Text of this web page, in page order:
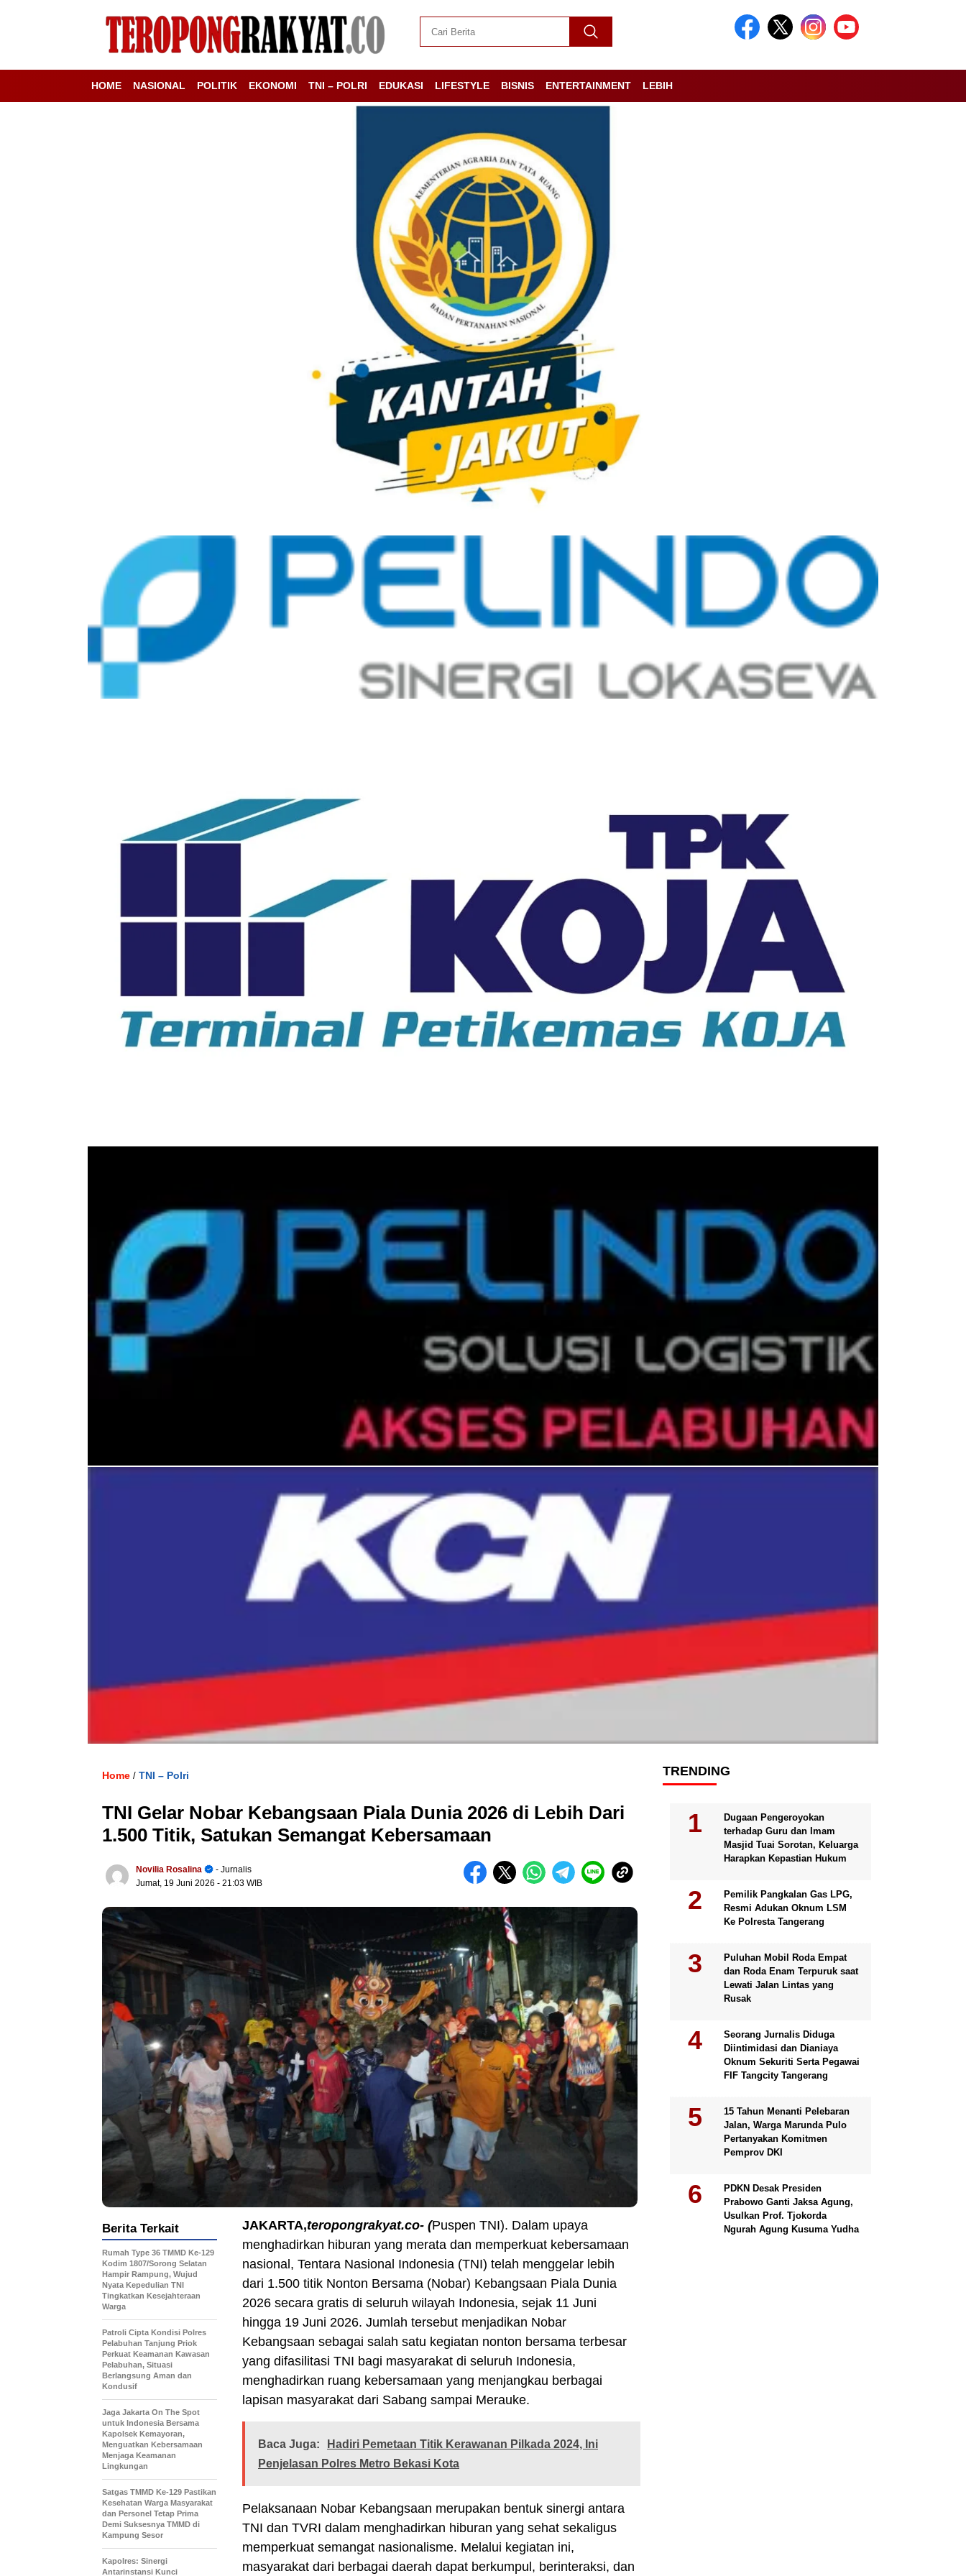
HOME NASIONAL POLITIK EKONOMI TNI – POLRI EDUKASI LIFESTYLE BISNIS ENTERTAINMENT LEBIH
Home / TNI – Polri
TNI Gelar Nobar Kebangsaan Piala Dunia 2026 di Lebih Dari
1.500 Titik, Satukan Semangat Kebersamaan
Novilia Rosalina
- Jurnalis
Jumat, 19 Juni 2026 - 21:03 WIB
JAKARTA,teropongrakyat.co- (Puspen TNI). Dalam upaya
menghadirkan hiburan yang merata dan memperkuat kebersamaan
nasional, Tentara Nasional Indonesia (TNI) telah menggelar lebih
dari 1.500 titik Nonton Bersama (Nobar) Kebangsaan Piala Dunia
2026 secara gratis di seluruh wilayah Indonesia, sejak 11 Juni
hingga 19 Juni 2026. Jumlah tersebut menjadikan Nobar
Kebangsaan sebagai salah satu kegiatan nonton bersama terbesar
yang difasilitasi TNI bagi masyarakat di seluruh Indonesia,
menghadirkan ruang kebersamaan yang menjangkau berbagai
lapisan masyarakat dari Sabang sampai Merauke.
Baca Juga:
Hadiri Pemetaan Titik Kerawanan Pilkada 2024, Ini
Penjelasan Polres Metro Bekasi Kota
Pelaksanaan Nobar Kebangsaan merupakan bentuk sinergi antara
TNI dan TVRI dalam menghadirkan hiburan yang sehat sekaligus
memperkuat semangat nasionalisme. Melalui kegiatan ini,
masyarakat dari berbagai daerah dapat berkumpul, berinteraksi, dan
Berita Terkait
Rumah Type 36 TMMD Ke-129
Kodim 1807/Sorong Selatan
Hampir Rampung, Wujud
Nyata Kepedulian TNI
Tingkatkan Kesejahteraan
Warga
Patroli Cipta Kondisi Polres
Pelabuhan Tanjung Priok
Perkuat Keamanan Kawasan
Pelabuhan, Situasi
Berlangsung Aman dan
Kondusif
Jaga Jakarta On The Spot
untuk Indonesia Bersama
Kapolsek Kemayoran,
Menguatkan Kebersamaan
Menjaga Keamanan
Lingkungan
Satgas TMMD Ke-129 Pastikan
Kesehatan Warga Masyarakat
dan Personel Tetap Prima
Demi Suksesnya TMMD di
Kampung Sesor
Kapolres: Sinergi
Antarinstansi Kunci
TRENDING
Dugaan Pengeroyokan
terhadap Guru dan Imam
Masjid Tuai Sorotan, Keluarga
Harapkan Kepastian Hukum
Pemilik Pangkalan Gas LPG,
Resmi Adukan Oknum LSM
Ke Polresta Tangerang
Puluhan Mobil Roda Empat
dan Roda Enam Terpuruk saat
Lewati Jalan Lintas yang
Rusak
Seorang Jurnalis Diduga
Diintimidasi dan Dianiaya
Oknum Sekuriti Serta Pegawai
FIF Tangcity Tangerang
15 Tahun Menanti Pelebaran
Jalan, Warga Marunda Pulo
Pertanyakan Komitmen
Pemprov DKI
PDKN Desak Presiden
Prabowo Ganti Jaksa Agung,
Usulkan Prof. Tjokorda
Ngurah Agung Kusuma Yudha